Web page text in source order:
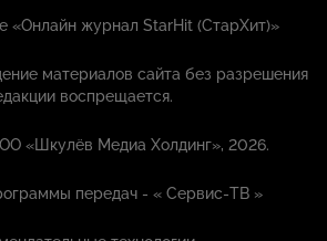
«Онлайн журнал StarHit (СтарХит)»
материалов сайта без разрешения
воспрещается.
«Шкулёв Медиа Холдинг», 2026.
передач - «Сервис-ТВ »